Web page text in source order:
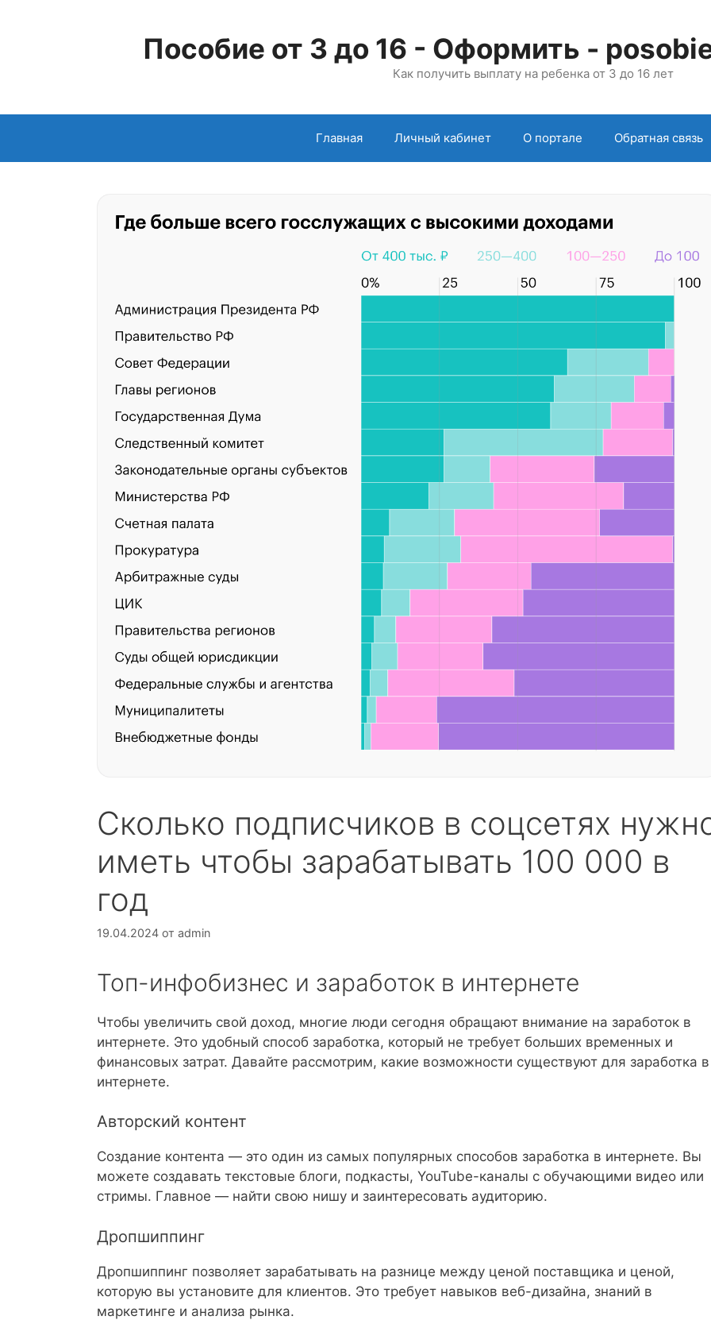
Пособие от 3 до 16 - Оформить -
Как получить выплату на ребенка от 3 до 16 лет
Главная Личный кабинет О портале Обратная связь
Сколько подписчиков в соцсетях
иметь чтобы зарабатывать 100 000 в
год
19.04.2024 от admin
Топ-инфобизнес и заработок в интернете
Чтобы увеличить свой доход, многие люди сегодня обращают внимание на заработок в
интернете. Это удобный способ заработка, который не требует больших временных и
финансовых затрат. Давайте рассмотрим, какие возможности существуют для заработка в
интернете.
Авторский контент
Создание контента — это один из самых популярных способов заработка в интернете. Вы
можете создавать текстовые блоги, подкасты, YouTube-каналы с обучающими видео или
стримы. Главное — найти свою нишу и заинтересовать аудиторию.
Дропшиппинг
Дропшиппинг позволяет зарабатывать на разнице между ценой поставщика и ценой,
которую вы установите для клиентов. Это требует навыков веб-дизайна, знаний в
маркетинге и анализа рынка.